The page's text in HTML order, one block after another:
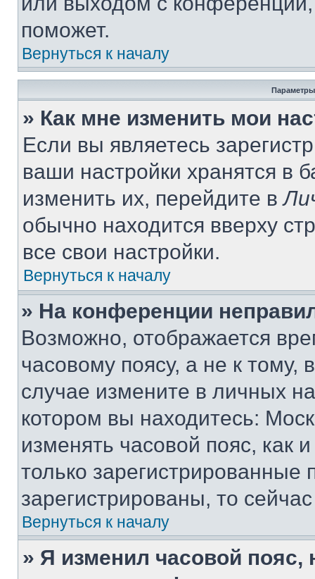
поможет.
Вернуться к началу
Параметры
» Как мне изменить мои
Если вы являетесь
ваши настройки хранятся в
изменить их, перейдите в
обычно находится вверху
все свои настройки.
Вернуться к началу
» На конференции
Возможно, отображается
часовому поясу, а не к тому,
случае измените в личных
котором вы находитесь:
изменять часовой пояс, как
только
зарегистрированы, то
Вернуться к началу
» Я изменил часовой пояс,